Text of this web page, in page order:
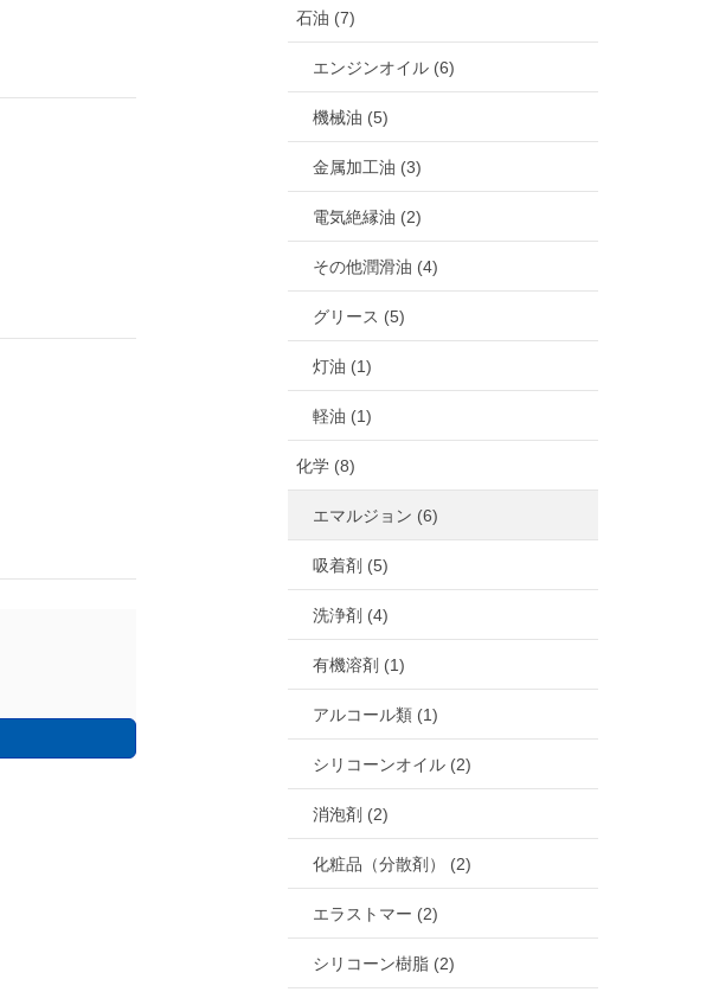
石油 (7)
エンジンオイル (6)
機械油 (5)
金属加工油 (3)
電気絶縁油 (2)
その他潤滑油 (4)
グリース (5)
灯油 (1)
軽油 (1)
化学 (8)
エマルジョン (6)
吸着剤 (5)
洗浄剤 (4)
有機溶剤 (1)
アルコール類 (1)
シリコーンオイル (2)
消泡剤 (2)
化粧品（分散剤） (2)
エラストマー (2)
シリコーン樹脂 (2)